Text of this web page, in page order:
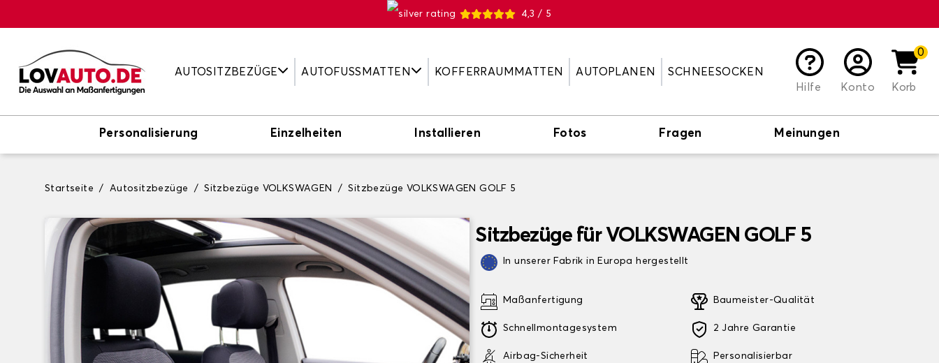
4,3 / 5
AUTOSITZBEZÜGE AUTOFUSSMATTEN KOFFERRAUMMATTEN AUTOPLANEN
SCHNEESOCKEN
Hilfe
Konto
0
Korb
Personalisierung Einzelheiten Installieren Fotos Fragen Meinungen
Startseite Autositzbezüge Sitzbezüge VOLKSWAGEN Sitzbezüge VOLKSWAGEN GOLF 5
Sitzbezüge für VOLKSWAGEN GOLF 5
In unserer Fabrik in Europa hergestellt
Maßanfertigung
Schnellmontagesystem
Airbag-Sicherheit
Baumeister-Qualität
2 Jahre Garantie
Personalisierbar